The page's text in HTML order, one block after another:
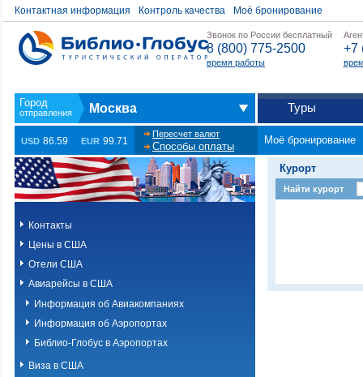
Контактная информация Контроль качества Моё бронирование
Звонок по России бесплатный
8 (800) 775-2500
время работы
+7
Москва Туры
USD 86.59 EUR 99.71
Пересчет валют
Способы оплаты
Моё бронирование
Контакты
Цены в США
Отели США
Авиарейсы в США
Информация об Авиакомпаниях
Информация об Аэропортах
Библио-Глобус в Аэропортах
Виза в США
Курорт
Найти курорт